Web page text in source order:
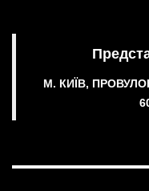
М. КИЇВ,